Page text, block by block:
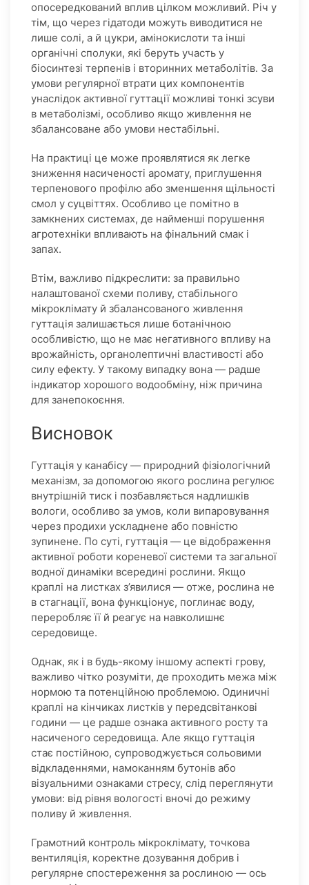
опосередкований вплив цілком можливий. Річ у
тім, що через гідатоди можуть виводитися не
лише солі, а й цукри, амінокислоти та інші
органічні сполуки, які беруть участь у
біосинтезі терпенів і вторинних метаболітів. За
умови регулярної втрати цих компонентів
унаслідок активної гуттації можливі тонкі зсуви
в метаболізмі, особливо якщо живлення не
збалансоване або умови нестабільні.
На практиці це може проявлятися як легке
зниження насиченості аромату, приглушення
терпенового профілю або зменшення щільності
смол у суцвіттях. Особливо це помітно в
замкнених системах, де найменші порушення
агротехніки впливають на фінальний смак і
запах.
Втім, важливо підкреслити: за правильно
налаштованої схеми поливу, стабільного
мікроклімату й збалансованого живлення
гуттація залишається лише ботанічною
особливістю, що не має негативного впливу на
врожайність, органолептичні властивості або
силу ефекту. У такому випадку вона — радше
індикатор хорошого водообміну, ніж причина
для занепокоєння.
Висновок
Гуттація у канабісу — природний фізіологічний
механізм, за допомогою якого рослина регулює
внутрішній тиск і позбавляється надлишків
вологи, особливо за умов, коли випаровування
через продихи ускладнене або повністю
зупинене. По суті, гуттація — це відображення
активної роботи кореневої системи та загальної
водної динаміки всередині рослини. Якщо
краплі на листках з’явилися — отже, рослина не
в стагнації, вона функціонує, поглинає воду,
переробляє її й реагує на навколишнє
середовище.
Однак, як і в будь-якому іншому аспекті грову,
важливо чітко розуміти, де проходить межа між
нормою та потенційною проблемою. Одиничні
краплі на кінчиках листків у передсвітанкові
години — це радше ознака активного росту та
насиченого середовища. Але якщо гуттація
стає постійною, супроводжується сольовими
відкладеннями, намоканням бутонів або
візуальними ознаками стресу, слід переглянути
умови: від рівня вологості вночі до режиму
поливу й живлення.
Грамотний контроль мікроклімату, точкова
вентиляція, коректне дозування добрив і
регулярне спостереження за рослиною — ось